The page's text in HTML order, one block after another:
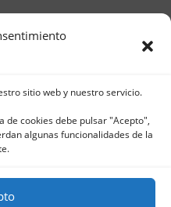
sitio web y nuestro servicio.
de cookies debe pulsar "Acepto",
algunas funcionalidades de la
Muelle Norte s/n |
965 791 025 | Fax.